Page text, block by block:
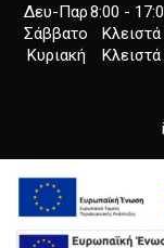
Δευ-Παρ8:00 -
Σάββατο
Κλειστά
Κυριακή
Κλειστά